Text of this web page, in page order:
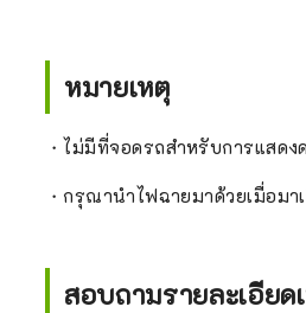
หมายเหตุ
・ไม่มีที่จอดรถสำหรับการแสด
・กรุณานำไฟฉายมาด้วยเมื่อมา
สอบถามรายละเอียด